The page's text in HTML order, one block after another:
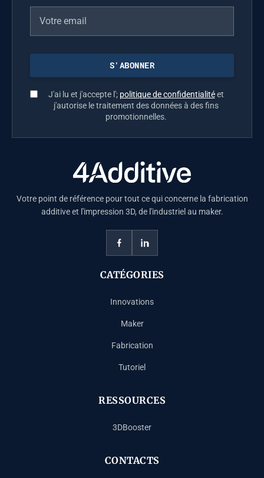
J'ai lu et j'accepte l'; politique de confidentialitéet
j'autorise le traitement des données à des fins
promotionnelles.
Votre point de référence pour tout ce qui concerne la fabrication
additive et l'impression 3D, de l'industriel au maker.
CATÉGORIES
Innovations
Maker
Fabrication
Tutoriel
RESSOURCES
3DBooster
CONTACTS